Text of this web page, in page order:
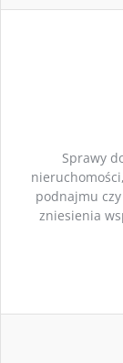
Sprawy
podnajmu
zniesienia